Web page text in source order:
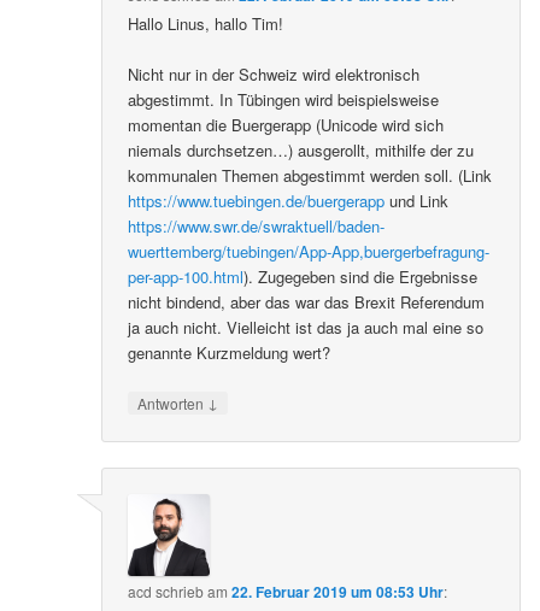
Hallo Linus, hallo Tim!
Nicht nur in der Schweiz wird elektronisch
abgestimmt. In Tübingen wird beispielsweise
momentan die Buergerapp (Unicode wird sich
niemals durchsetzen…) ausgerollt, mithilfe der zu
kommunalen Themen abgestimmt werden soll. (Link
https://www.tuebingen.de/buergerapp und Link
https://www.swr.de/swraktuell/baden-
wuerttemberg/tuebingen/App-App,buergerbefragung-
per-app-100.html). Zugegeben sind die Ergebnisse
nicht bindend, aber das war das Brexit Referendum
ja auch nicht. Vielleicht ist das ja auch mal eine so
genannte Kurzmeldung wert?
Antworten ↓
acd schriebam22. Februar 2019 um 08:53 Uhr: